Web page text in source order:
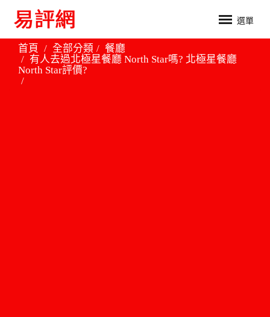
選單
首頁 全部分類
餐廳
有人去過北極星餐廳 North Star嗎? 北極星餐廳
North Star評價?